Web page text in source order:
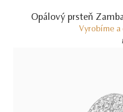
Opálový prsteň
Vyrobíme a